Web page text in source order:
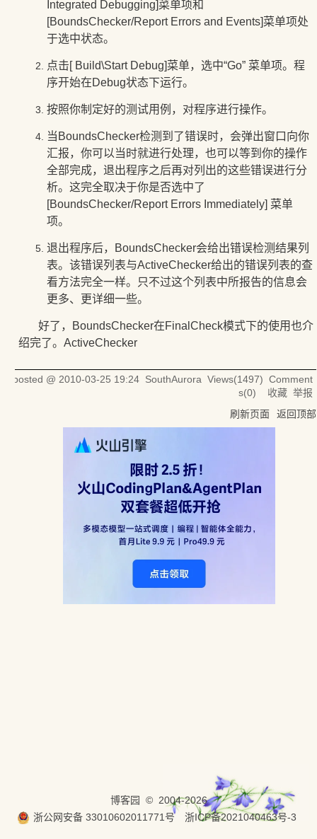
Integrated Debugging]菜单项和
[BoundsChecker/Report Errors and Events]菜单项处
于选中状态。
点击[ Build\Start Debug]菜单，选中“Go” 菜单项。程
序开始在Debug状态下运行。
按照你制定好的测试用例，对程序进行操作。
当 BoundsChecker检测到了错误时，会弹出窗口向你
汇报，你可以当时就进行处理，也可以等到你的操作
全部完成，退出程序之后再对列出的这些错误进行分
析。这完全取决于你是否选中了
[BoundsChecker/Report Errors Immediately] 菜单
项。
退出程序后， BoundsChecker会给出错误检测结果列
表。该错误列表与ActiveChecker给出的错误列表的查
看方法完全一样。只不过这个列表中所报告的信息会
更多、更详细一些。
好了， BoundsChecker在FinalCheck模式下的使用也介
绍完了。ActiveChecker
posted @ 2010-03-25 19:24 SouthAurora Views(1497) Comment
s(0) 收藏 举报
刷新页面
返回顶部
博客园
© 2004-2026
浙公网安备 33010602011771号
浙ICP备2021040463号-3